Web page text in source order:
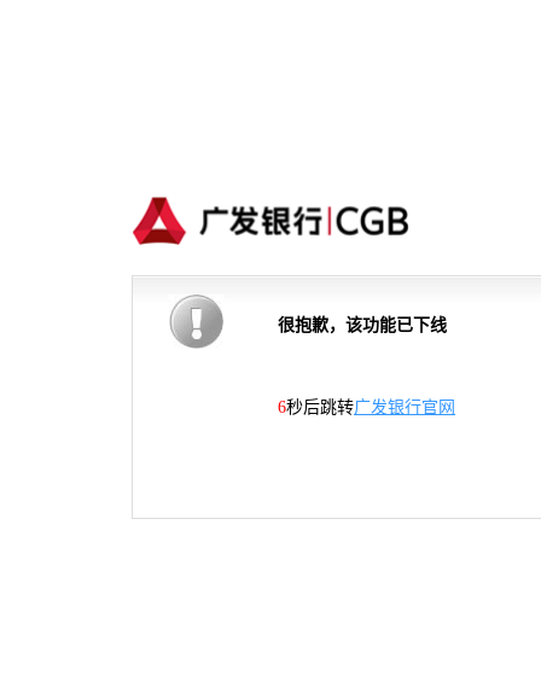
很抱歉，该功能已下线
6秒后跳转广发银行官网